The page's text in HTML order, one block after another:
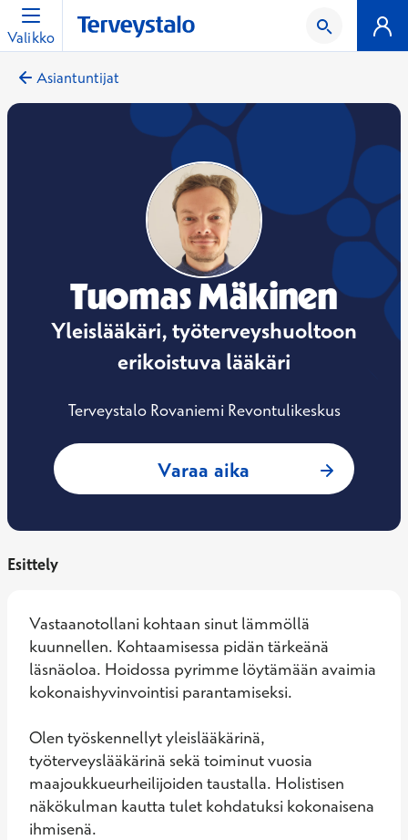
Valikko
Asiantuntijat
Tuomas Mäkinen
Yleislääkäri, työterveyshuoltoon
erikoistuva lääkäri
Terveystalo Rovaniemi Revontulikeskus
Varaa aika : Tuomas
Esittely
Vastaanotollani kohtaan sinut lämmöllä
kuunnellen. Kohtaamisessa pidän tärkeänä
läsnäoloa. Hoidossa pyrimme löytämään avaimia
kokonaishyvinvointisi parantamiseksi.
Olen työskennellyt yleislääkärinä,
työterveyslääkärinä sekä toiminut vuosia
maajoukkueurheilijoiden taustalla. Holistisen
näkökulman kautta tulet kohdatuksi kokonaisena
ihmisenä.